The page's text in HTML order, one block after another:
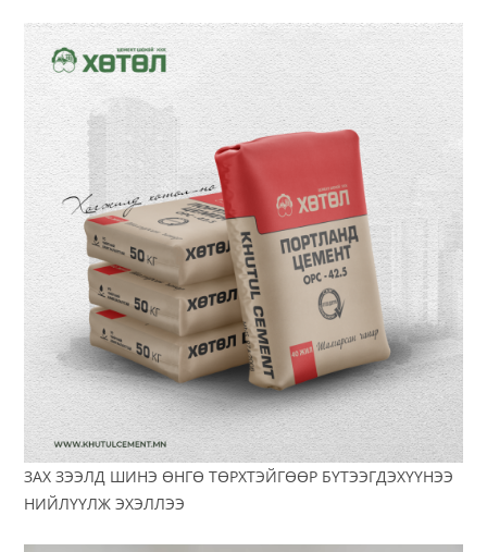
ЗАХ ЗЭЭЛД ШИНЭ ӨНГӨ ТӨРХТЭЙГӨӨР БҮТЭЭГДЭХҮҮНЭЭ
НИЙЛҮҮЛЖ ЭХЭЛЛЭЭ